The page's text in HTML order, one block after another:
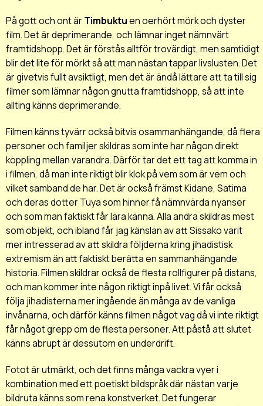
På gott och ont ärTimbuktuen oerhört mörk och dyster
film. Det är deprimerande, och lämnar inget nämnvärt
framtidshopp. Det är förstås alltför trovärdigt, men samtidigt
blir det liteförmörkt så att man nästan tappar livslusten. Det
är givetvis fullt avsiktligt, men det är ändå lättare att ta till sig
filmer som lämnar någon gnutta framtidshopp, så att inte
allting känns deprimerande.
Filmen känns tyvärr också bitvis osammanhängande, då flera
personer och familjer skildras som inte har någon direkt
koppling mellan varandra. Därför tar det ett tag att komma in
i filmen, då man inte riktigt blir klok på vem som är vem och
vilket samband de har. Det är också främst Kidane, Satima
och deras dotter Tuya som hinner få nämnvärda nyanser
och som man faktiskt får lära känna. Alla andra skildras mest
som objekt, och ibland får jag känslan av att Sissako varit
mer intresserad av att skildra följderna kring jihadistisk
extremism än att faktiskt berätta en sammanhängande
historia. Filmen skildrar också de flesta rollfigurer på distans,
och man kommer inte någon riktigt inpå livet. Vi får också
följa jihadisterna mer ingående än många av de vanliga
invånarna, och därför känns filmen något vag då vi inte riktigt
får något grepp om de flesta personer. Att påstå att slutet
känns abrupt är dessutom en underdrift.
Fotot är utmärkt, och det finns många vackra vyer i
kombination med ett poetiskt bildspråk där nästan varje
bildruta känns som rena konstverket. Det fungerar